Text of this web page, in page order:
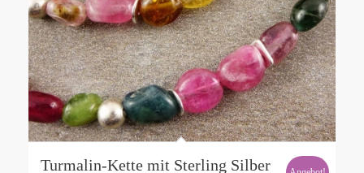
Turmalin-Kette mit Sterling Silber